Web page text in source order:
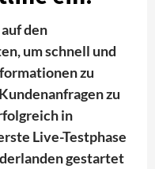
den
um schnell und
zu
zu
in
Live-Testphase
gestartet